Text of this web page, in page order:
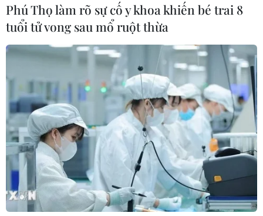
Phú Thọ làm rõ sự cố y khoa khiến bé trai 8
tuổi tử vong sau mổ ruột thừa